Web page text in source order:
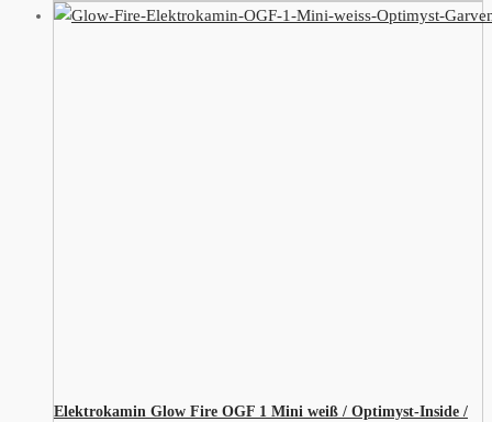
Elektrokamin Glow Fire OGF 1 Mini weiß / Optimyst-Inside /